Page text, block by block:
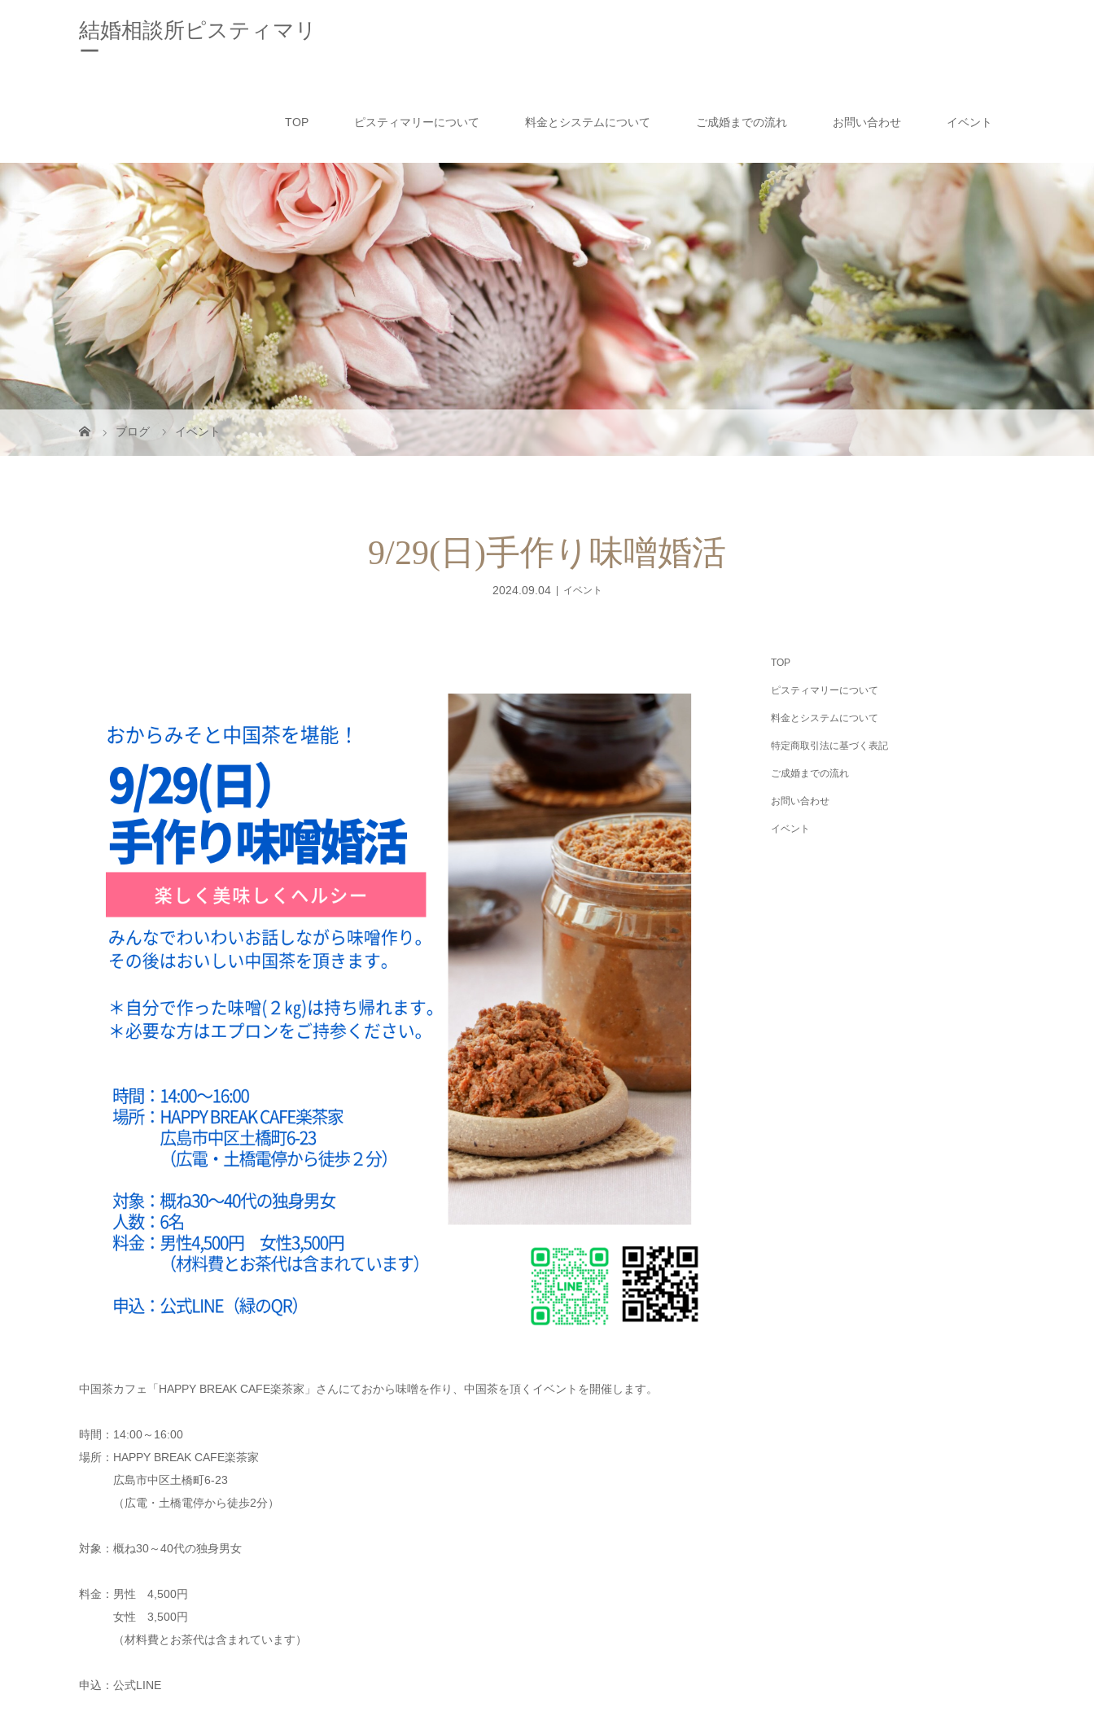
結婚相談所ピスティマリ
ー
TOP ピスティマリーについて 料金とシステムについて ご成婚までの流れ お問い合わせ イベント
ブログ イベント
9/29(日)手作り味噌婚活
2024.09.04 イベント
中国茶カフェ「HAPPY BREAK CAFE楽茶家」さんにておから味噌を作り、中国茶を頂くイベントを開催します。
時間：14:00～16:00
場所：HAPPY BREAK CAFE楽茶家
広島市中区土橋町6-23
（広電・土橋電停から徒歩2分）
対象：概ね30～40代の独身男女
料金：男性 4,500円
女性 3,500円
（材料費とお茶代は含まれています）
申込：公式LINE
TOP
ピスティマリーについて
料金とシステムについて
特定商取引法に基づく表記
ご成婚までの流れ
お問い合わせ
イベント